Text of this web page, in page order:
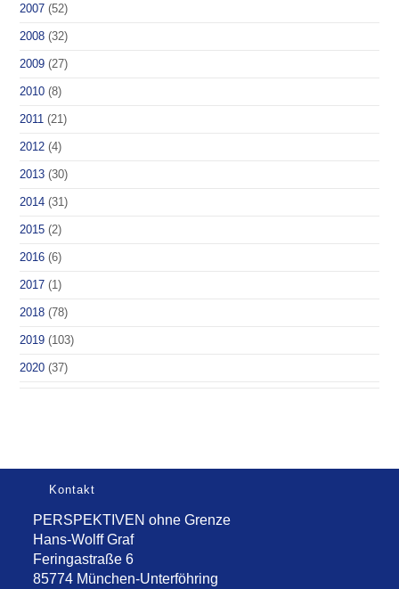
2007 (52)
2008 (32)
2009 (27)
2010 (8)
2011 (21)
2012 (4)
2013 (30)
2014 (31)
2015 (2)
2016 (6)
2017 (1)
2018 (78)
2019 (103)
2020 (37)
Kontakt
PERSPEKTIVEN ohne Grenze
Hans-Wolff Graf
Feringastraße 6
85774 München-Unterföhring